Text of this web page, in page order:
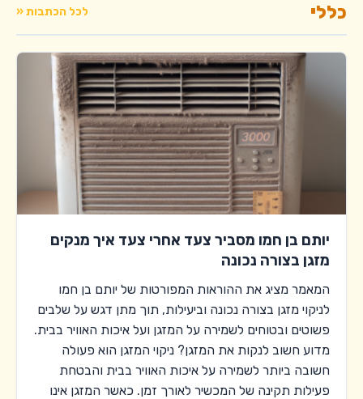
כללי לכל הכתבות «
יותם בן חמו מסביר צעד אחרי צעד איך מנקים
מזגן בצורה נכונה
המאמר מציג את ההוראות המפורטות של יותם בן חמו
לניקוי מזגן בצורה נכונה וביעילות, תוך מתן דגש על שלבים
פשוטים ובטוחים לשמירה על המזגן ועל איכות האוויר בבית.
מדוע חשוב לנקות את המזגן? ניקוי המזגן הוא פעולה
חשובה ביותר לשמירה על איכות האוויר בבית והבטחת
פעילות תקינה של המכשיר לאורך זמן. כאשר המזגן אינו